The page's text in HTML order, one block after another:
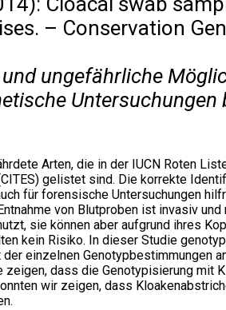
– Conservation
ungefährliche
Untersuchungen
Arten, die in der IUCN Roten
gelistet sind. Die korrekte
für forensische Untersuchungen
von Blutproben ist invasiv und
sie können aber aufgrund ihres
kein Risiko. In dieser Studie
einzelnen Genotypbestimmungen
dass die Genotypisierung mit
wir zeigen, dass